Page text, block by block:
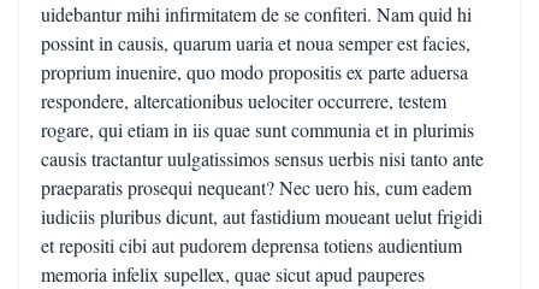
uidebantur mihi infirmitatem de se confiteri. Nam quid hi
possint in causis, quarum uaria et noua semper est facies,
proprium inuenire, quo modo propositis ex parte aduersa
respondere, altercationibus uelociter occurrere, testem
rogare, qui etiam in iis quae sunt communia et in plurimis
causis tractantur uulgatissimos sensus uerbis nisi tanto ante
praeparatis prosequi nequeant? Nec uero his, cum eadem
iudiciis pluribus dicunt, aut fastidium moueant uelut frigidi
et repositi cibi aut pudorem deprensa totiens audientium
memoria infelix supellex, quae sicut apud pauperes